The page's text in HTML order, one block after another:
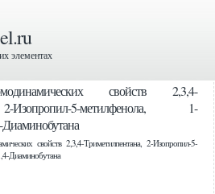
элементах
свойств 2,3,4-
Изопропил-5-метилфенола, 1-
свойств 2,3,4-Триметилпентана, 2-Изопропил-5-
Диаминобутана